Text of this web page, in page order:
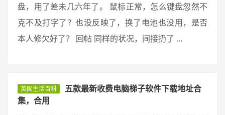
盘，用了差未几六年了。 鼠标正常，怎么键盘忽然不
克不及打字了？也没反映了，换了电池也没用，是否
本人修欠好了？ 回帖 同样的状况，间接扔了 ...
英国生活百科
五款最新收费电脑梯子软件下载地址合
集，合用